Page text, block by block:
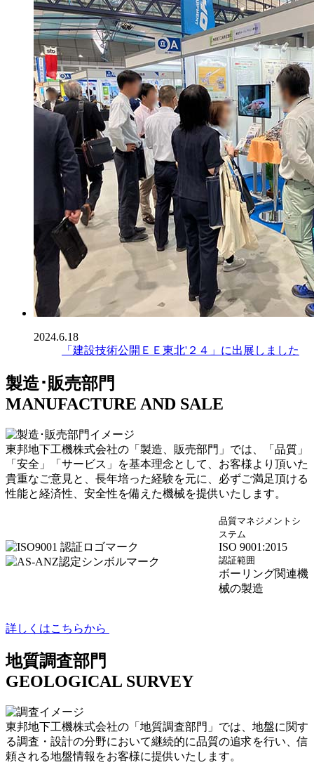
2024.6.18
「建設技術公開ＥＥ東北'２４」に出展しました
製造･販売部門
MANUFACTURE AND SALE
東邦地下工機株式会社の「製造、販売部門」では、「品質」
「安全」「サービス」を基本理念として、お客様より頂いた
貴重なご意見と、長年培った経験を元に、必ずご満足頂ける
性能と経済性、安全性を備えた機械を提供いたします。
品質マネジメントシ
ステム
ISO 9001:2015
認証範囲
ボーリング関連機
械の製造
詳しくはこちらから
地質調査部門
GEOLOGICAL SURVEY
東邦地下工機株式会社の「地質調査部門」では、地盤に関す
る調査・設計の分野において継続的に品質の追求を行い、信
頼される地盤情報をお客様に提供いたします。